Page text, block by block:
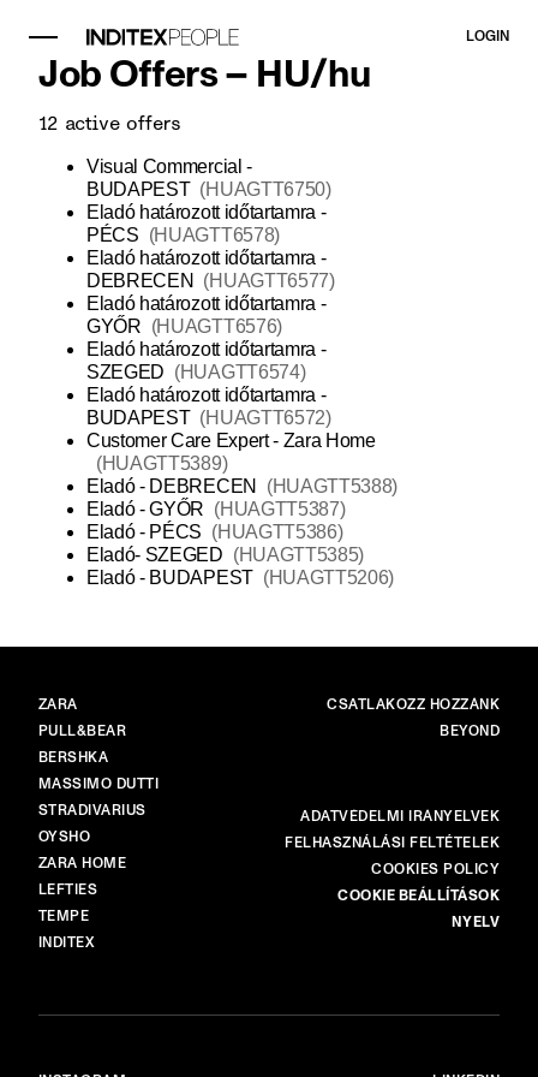
LOGIN
Job Offers – HU/hu
12active offers
Visual Commercial -
BUDAPEST (HUAGTT6750)
Eladó határozott időtartamra -
PÉCS (HUAGTT6578)
Eladó határozott időtartamra -
DEBRECEN
(HUAGTT6577)
Eladó határozott időtartamra -
GYŐR (HUAGTT6576)
Eladó határozott időtartamra -
SZEGED (HUAGTT6574)
Eladó határozott időtartamra -
BUDAPEST (HUAGTT6572)
Customer Care Expert - Zara Home
(HUAGTT5389)
Eladó - DEBRECEN
(HUAGTT5388)
Eladó - GYŐR (HUAGTT5387)
Eladó - PÉCS (HUAGTT5386)
Eladó- SZEGED (HUAGTT5385)
Eladó - BUDAPEST (HUAGTT5206)
MÁRKÁK
ZARA
PULL&BEAR
BERSHKA
MASSIMO DUTTI
STRADIVARIUS
OYSHO
ZARA HOME
LEFTIES
TEMPE
INDITEX
FŐ
CSATLAKOZZ HOZZÁNK
BEYOND
TÖBB
ADATVÉDELMI IRÁNYELVEK
FELHASZNÁLÁSI FELTÉTELEK
COOKIES POLICY
COOKIE BEÁLLÍTÁSOK
NYELV